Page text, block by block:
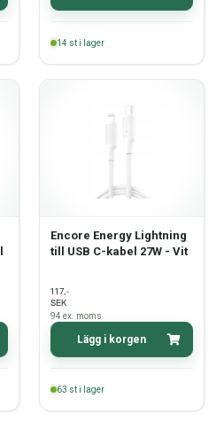
14 st i lager
Encore Energy Lightning
till USB C-kabel 27W - Vit
117,-
SEK
94 ex. moms
Lägg i korgen
63 st i lager